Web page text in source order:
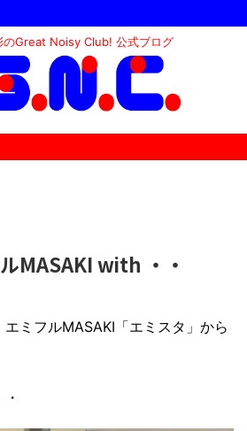
のGreat Noisy Club! 公式ブログ
MASAKI with ・・
ミフルMASAKI「エミスタ」から